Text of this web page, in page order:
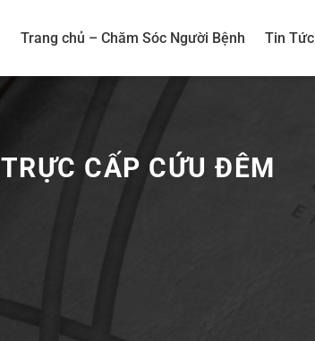
Trang chủ – Chăm Sóc Người Bệnh Tin Tức
TRỰC CẤP CỨU ĐÊM